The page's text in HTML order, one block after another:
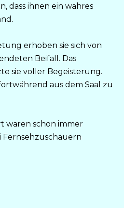
dass ihnen ein wahres
erhoben sie sich von
Beifall. Das
sie voller Begeisterung.
aus dem Saal zu
waren schon immer
Fernsehzuschauern